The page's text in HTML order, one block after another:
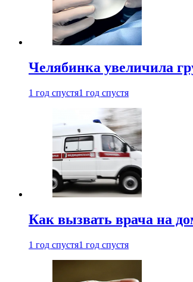
Челябинка увеличила
1 год спустя1 год спустя
Как вызвать врача на
1 год спустя1 год спустя